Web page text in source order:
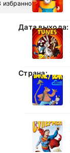
избранное
Дата выхода:
Страна: